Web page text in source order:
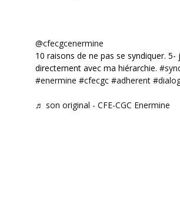
@cfecgcenermine
10 raisons de ne pas se syndiquer. 5-
directement avec ma hiérarchie.
#enermine #cfecgc #adherent
♬ son original - CFE-CGC Enermine